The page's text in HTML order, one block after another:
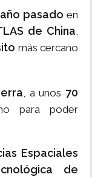
pasado en
de China,
más cercano
, a unos 70
para poder
Espaciales
de